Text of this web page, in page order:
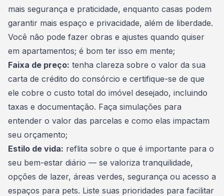
mais segurança e praticidade, enquanto casas podem
garantir mais espaço e privacidade, além de liberdade.
Você não pode fazer obras e ajustes quando quiser
em apartamentos; é bom ter isso em mente;
Faixa de preço: tenha clareza sobre o valor da sua
carta de crédito do consórcio e certifique-se de que
ele cobre o custo total do imóvel desejado, incluindo
taxas e documentação. Faça simulações para
entender o valor das parcelas e como elas impactam
seu orçamento;
Estilo de vida: reflita sobre o que é importante para o
seu bem-estar diário — se valoriza tranquilidade,
opções de lazer, áreas verdes, segurança ou acesso a
espaços para pets. Liste suas prioridades para facilitar